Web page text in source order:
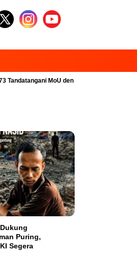
MoU dengan 23 Industri Pariwisata
Puring,
Segera